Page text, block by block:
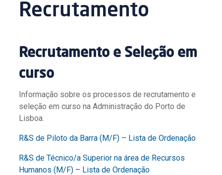
Recrutamento
Recrutamento e Seleção em
curso
Informação sobre os processos de recrutamento e
seleção em curso na Administração do Porto de
Lisboa.
R&S de Piloto da Barra (M/F) – Lista de Ordenação
R&S de Técnico/a Superior na área de Recursos
Humanos (M/F) – Lista de Ordenação